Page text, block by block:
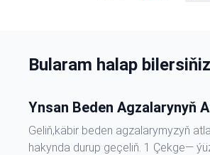
Bularam halap
Ynsan Beden Agzalarynyň
Geliň,käbir beden agzalarymyzyň
hakynda durup geçeliň. 1 Çekge―